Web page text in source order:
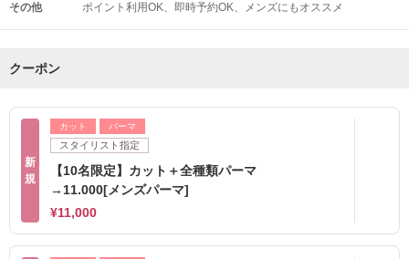
その他 ポイント利用OK 即時予約OK メンズにもオススメ
クーポン
新
規
カット パーマ
スタイリスト指定
【10名限定】カット＋全種類パーマ
→11.000[メンズパーマ]
¥11,000